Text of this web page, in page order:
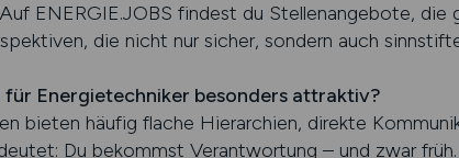
ENERGIE.JOBS findest du Stellenangebote, die
die nicht nur sicher, sondern auch
Energietechniker besonders attraktiv?
bieten häufig flache Hierarchien, direkte
Du bekommst Verantwortung – und zwar